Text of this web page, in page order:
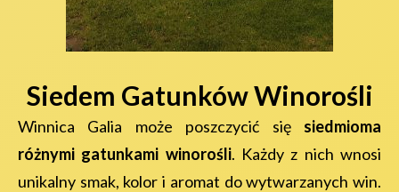
Siedem Gatunków Winorośli
Winnica Galia może poszczycić się siedmioma
różnymi gatunkami winorośli. Każdy z nich wnosi
unikalny smak, kolor i aromat do wytwarzanych win.